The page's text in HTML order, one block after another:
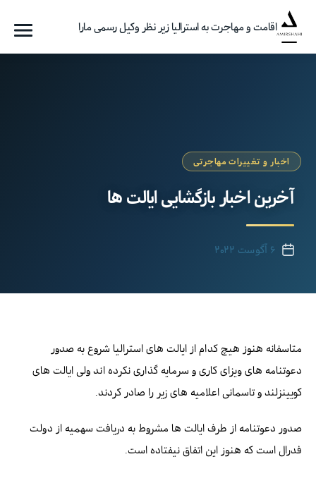
اقامت و مهاجرت به استرالیا زیر نظر وکیل رسمی مارا
اخبار و تغییرات مهاجرتی
آخرین اخبار بازگشایی ایالت ها
تاریخ۶ آگوست ۲۰۲۲
متاسفانه هنوز هیچ کدام از ایالت های استرالیا شروع به صدور
دعوتنامه های ویزای کاری و سرمایه گذاری نکرده اند ولی ایالت های
کویینزلند و تاسمانی اعلامیه های زیر را صادر کردند.
صدور دعوتنامه از طرف ایالت ها مشروط به دریافت سهمیه از دولت
فدرال است که هنوز این اتفاق نیفتاده است.